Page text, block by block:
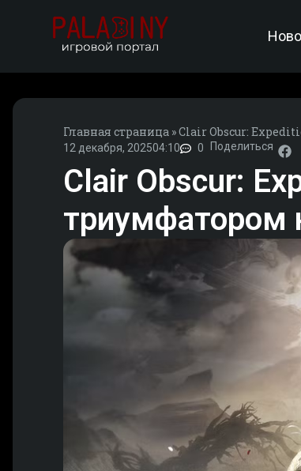
Главная страница »Clair Obscur:
12 декабря, 202504:10 0 Поделиться
Clair Obscur:
триумфатором